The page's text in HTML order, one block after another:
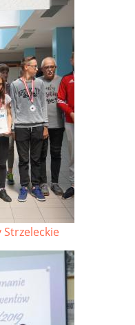
Strzeleckie